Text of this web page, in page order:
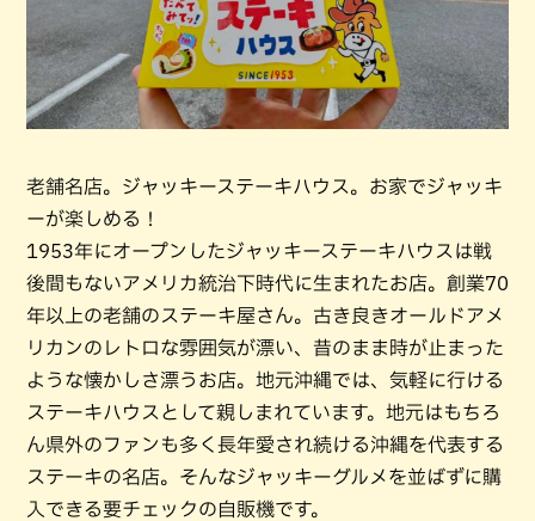
老舗名店。ジャッキーステーキハウス。お家でジャッキ
ーが楽しめる！
1953年にオープンしたジャッキーステーキハウスは戦
後間もないアメリカ統治下時代に生まれたお店。創業70
年以上の老舗のステーキ屋さん。古き良きオールドアメ
リカンのレトロな雰囲気が漂い、昔のまま時が止まった
ような懐かしさ漂うお店。地元沖縄では、気軽に行ける
ステーキハウスとして親しまれています。地元はもちろ
ん県外のファンも多く長年愛され続ける沖縄を代表する
ステーキの名店。そんなジャッキーグルメを並ばずに購
入できる要チェックの自販機です。